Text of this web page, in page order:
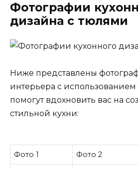
Фотографии
дизайна с тюлями
Ниже представлены
интерьера с
помогут вдохновить вас на
стильной кухни:
Фото 1 Фото 2